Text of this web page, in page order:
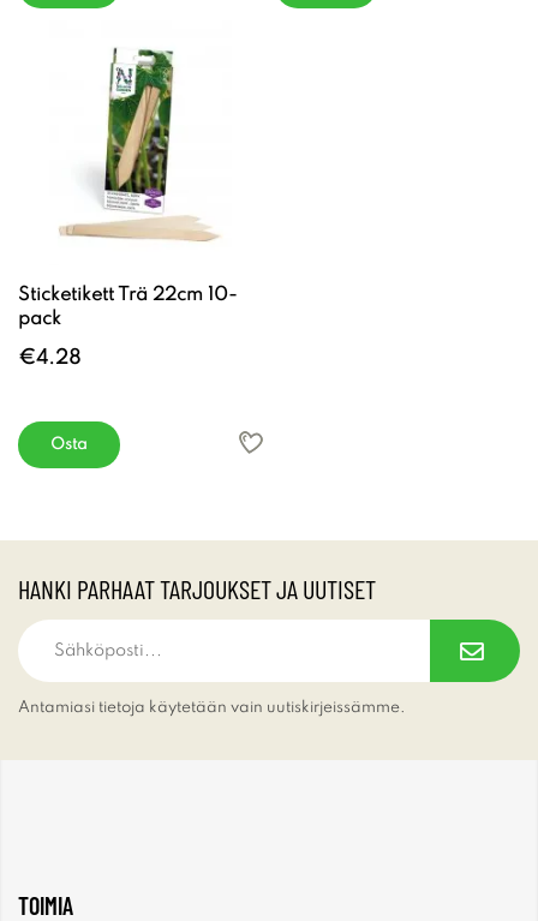
Sticketikett Trä 22cm 10-
pack
€4.28
Osta
HANKI PARHAAT TARJOUKSET JA UUTISET
Antamiasi tietoja käytetään vain uutiskirjeissämme.
TOIMIA